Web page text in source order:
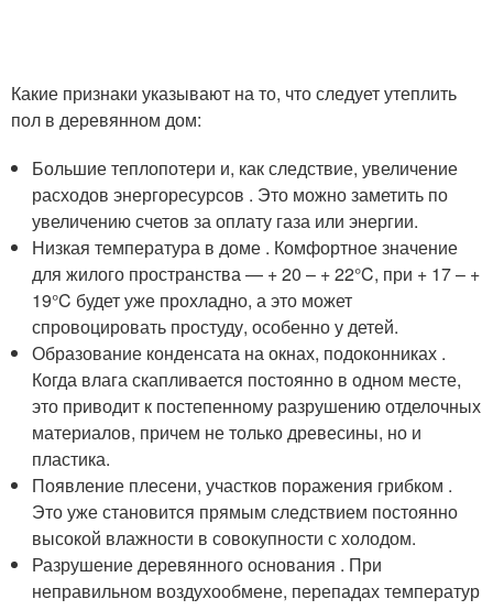
Какие признаки указывают на то, что следует утеплить
пол в деревянном дом:
Большие теплопотери и, как следствие, увеличение
расходов энергоресурсов . Это можно заметить по
увеличению счетов за оплату газа или энергии.
Низкая температура в доме . Комфортное значение
для жилого пространства — + 20 – + 22°C, при + 17 – +
19°C будет уже прохладно, а это может
спровоцировать простуду, особенно у детей.
Образование конденсата на окнах, подоконниках .
Когда влага скапливается постоянно в одном месте,
это приводит к постепенному разрушению отделочных
материалов, причем не только древесины, но и
пластика.
Появление плесени, участков поражения грибком .
Это уже становится прямым следствием постоянно
высокой влажности в совокупности с холодом.
Разрушение деревянного основания . При
неправильном воздухообмене, перепадах температур